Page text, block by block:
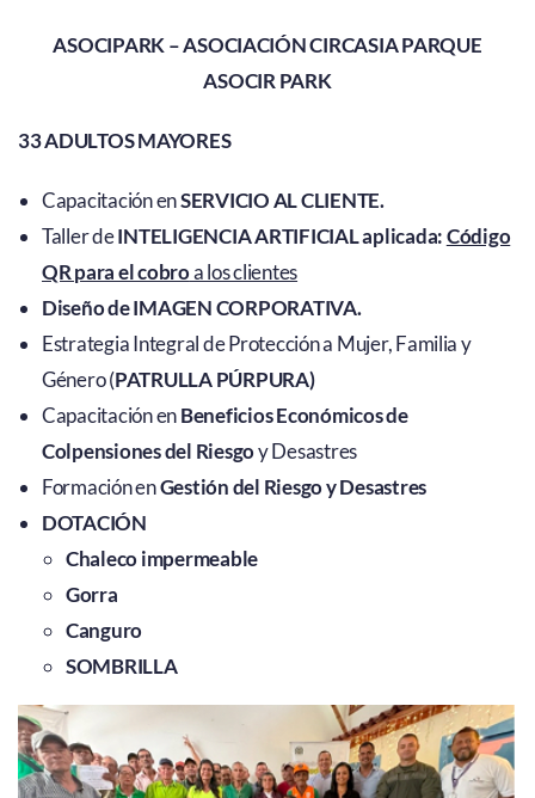
ASOCIPARK – ASOCIACIÓN CIRCASIA PARQUE
ASOCIR PARK
33 ADULTOS MAYORES
Capacitación enSERVICIO AL CLIENTE.
Taller deINTELIGENCIA ARTIFICIAL aplicada:Código
QR para el cobroa los clientes
Diseño de IMAGEN CORPORATIVA.
Estrategia Integral de Protección a Mujer, Familia y
Género (PATRULLA PÚRPURA)
Capacitación enBeneficios Económicos de
Colpensiones del Riesgoy Desastres
Formación enGestión del Riesgo y Desastres
DOTACIÓN
Chaleco impermeable
Gorra
Canguro
SOMBRILLA